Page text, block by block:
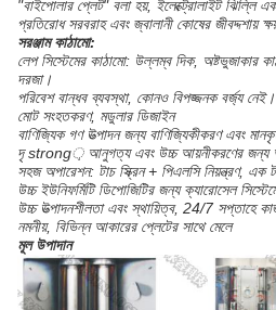
"বাইপোলার প্লেট" বলা হয়, ইলেক্ট্রোলাইট ঝিল্লি
প্রতিরোধ সরবরাহ এবং জ্বালানী কোষের
সরঞ্জাম কাঠামো:
লেপ সিস্টেমের কাঠামো: উল্লম্ব দিক, অষ্টভুজাকার
দরজা।
পরিবেশ বান্ধব ব্যবস্থা, কোনও বিপজ্জনক বর্জ্য নেই।
মোট সংহতকরণ, মডুলার ডিজাইন
বাণিজ্যিক গণ উত্পাদন জন্য বাণিজ্যিকীকরণ এবং
দৃ strong় আনুগত্য এবং উচ্চ আয়নীকরণের জন্য
সহজ অপারেশন: টাচ স্ক্রিন + পিএলসি নিয়ন্ত্রণ, এক
উচ্চ ইউনিফর্মিটি ডিপোজিটির জন্য ক্যারোসেল
উচ্চ উত্পাদনশীলতা এবং স্থায়িত্ব, 24/7 সপ্তাহে
নমনীয়, বিভিন্ন আকারের প্লেটের সাথে মেলে
মূল উপাদান